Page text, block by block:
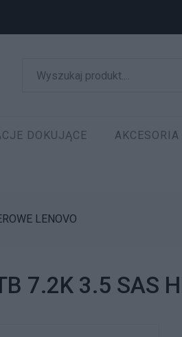
DOKUJĄCE AKCESORIA
LENOVO
7.2K 3.5 SAS